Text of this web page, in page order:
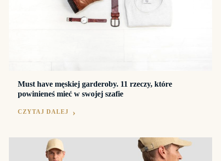
Must have męskiej garderoby. 11 rzeczy, które
powinieneś mieć w swojej szafie
CZYTAJ DALEJ